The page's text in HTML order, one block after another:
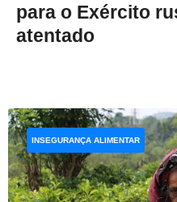
para o Exército
atentado
INSEGURANÇA ALIMENTAR